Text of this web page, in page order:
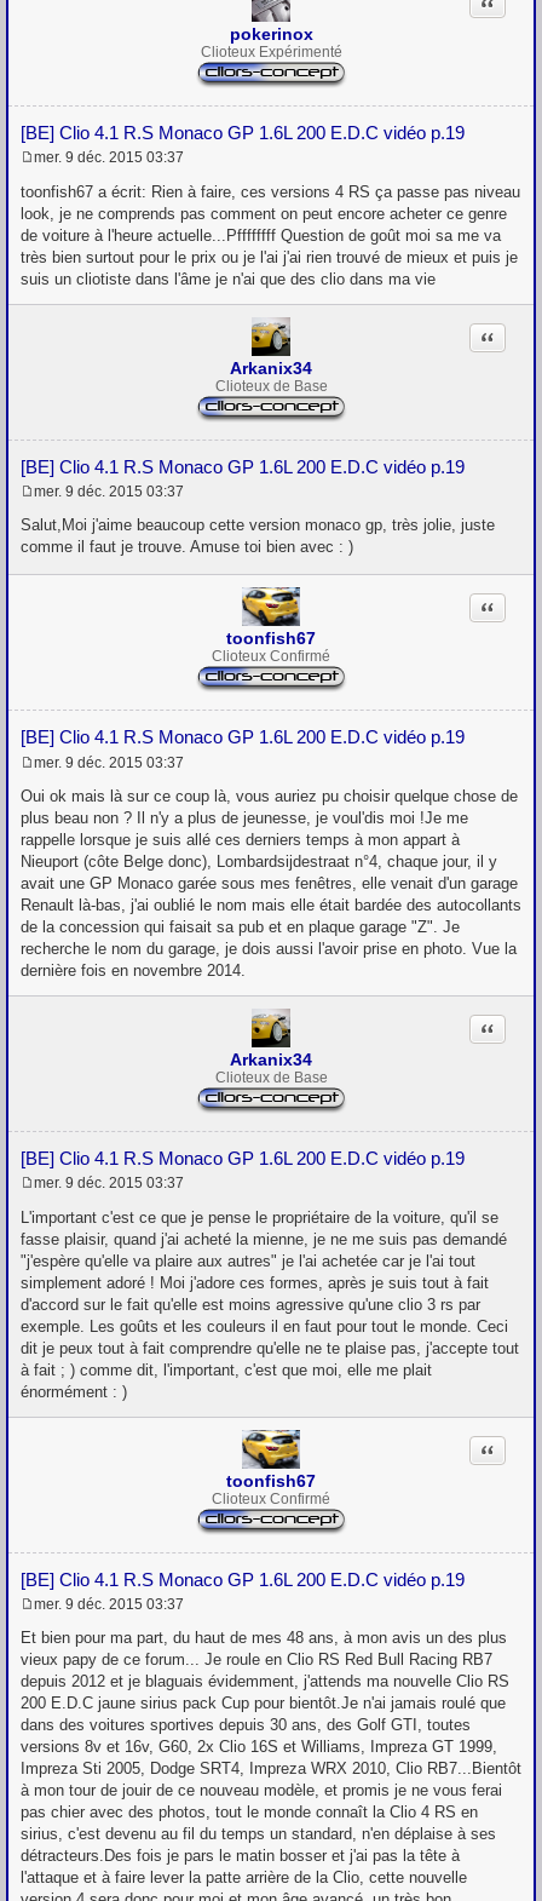
pokerinox
Clioteux Expérimenté
[BE] Clio 4.1 R.S Monaco GP 1.6L 200 E.D.C vidéo p.19
e
s
a
g
e
mer. 9 déc. 2015 03:37
toonfish67 a écrit: Rien à faire, ces versions 4 RS ça passe pas niveau
look, je ne comprends pas comment on peut encore acheter ce genre
de voiture à l'heure actuelle...Pffffffff Question de goût moi sa me va
très bien surtout pour le prix ou je l'ai j'ai rien trouvé de mieux et puis je
suis un cliotiste dans l'âme je n'ai que des clio dans ma vie
Arkanix34
Clioteux de Base
[BE] Clio 4.1 R.S Monaco GP 1.6L 200 E.D.C vidéo p.19
Citation
e
s
a
mer. 9 déc. 2015 03:37
Salut,Moi j'aime beaucoup cette version monaco gp, très jolie, juste
comme il faut je trouve. Amuse toi bien avec : )
toonfish67
Clioteux Confirmé
[BE] Clio 4.1 R.S Monaco GP 1.6L 200 E.D.C vidéo p.19
Citation
e
s
a
g
e
mer. 9 déc. 2015 03:37
Oui ok mais là sur ce coup là, vous auriez pu choisir quelque chose de
plus beau non ? Il n'y a plus de jeunesse, je voul'dis moi !Je me
rappelle lorsque je suis allé ces derniers temps à mon appart à
Nieuport (côte Belge donc), Lombardsijdestraat n°4, chaque jour, il y
avait une GP Monaco garée sous mes fenêtres, elle venait d'un garage
Renault là-bas, j'ai oublié le nom mais elle était bardée des autocollants
de la concession qui faisait sa pub et en plaque garage "Z". Je
recherche le nom du garage, je dois aussi l'avoir prise en photo. Vue la
dernière fois en novembre 2014.
Arkanix34
Clioteux de Base
[BE] Clio 4.1 R.S Monaco GP 1.6L 200 E.D.C vidéo p.19
Citation
e
s
a
g
e
mer. 9 déc. 2015 03:37
L'important c'est ce que je pense le propriétaire de la voiture, qu'il se
fasse plaisir, quand j'ai acheté la mienne, je ne me suis pas demandé
"j'espère qu'elle va plaire aux autres" je l'ai achetée car je l'ai tout
simplement adoré ! Moi j'adore ces formes, après je suis tout à fait
d'accord sur le fait qu'elle est moins agressive qu'une clio 3 rs par
exemple. Les goûts et les couleurs il en faut pour tout le monde. Ceci
dit je peux tout à fait comprendre qu'elle ne te plaise pas, j'accepte tout
à fait ; ) comme dit, l'important, c'est que moi, elle me plait
énormément : )
toonfish67
Clioteux Confirmé
[BE] Clio 4.1 R.S Monaco GP 1.6L 200 E.D.C vidéo p.19
Citation
e
s
a
g
e
mer. 9 déc. 2015 03:37
Et bien pour ma part, du haut de mes 48 ans, à mon avis un des plus
vieux papy de ce forum... Je roule en Clio RS Red Bull Racing RB7
depuis 2012 et je blaguais évidemment, j'attends ma nouvelle Clio RS
200 E.D.C jaune sirius pack Cup pour bientôt.Je n'ai jamais roulé que
dans des voitures sportives depuis 30 ans, des Golf GTI, toutes
versions 8v et 16v, G60, 2x Clio 16S et Williams, Impreza GT 1999,
Impreza Sti 2005, Dodge SRT4, Impreza WRX 2010, Clio RB7...Bientôt
à mon tour de jouir de ce nouveau modèle, et promis je ne vous ferai
pas chier avec des photos, tout le monde connaît la Clio 4 RS en
sirius, c'est devenu au fil du temps un standard, n'en déplaise à ses
détracteurs.Des fois je pars le matin bosser et j'ai pas la tête à
l'attaque et à faire lever la patte arrière de la Clio, cette nouvelle